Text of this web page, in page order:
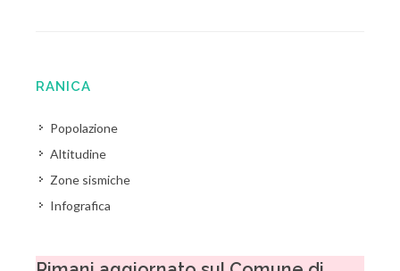
RANICA
Popolazione
Altitudine
Zone sismiche
Infografica